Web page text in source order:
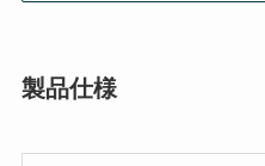
製品仕様